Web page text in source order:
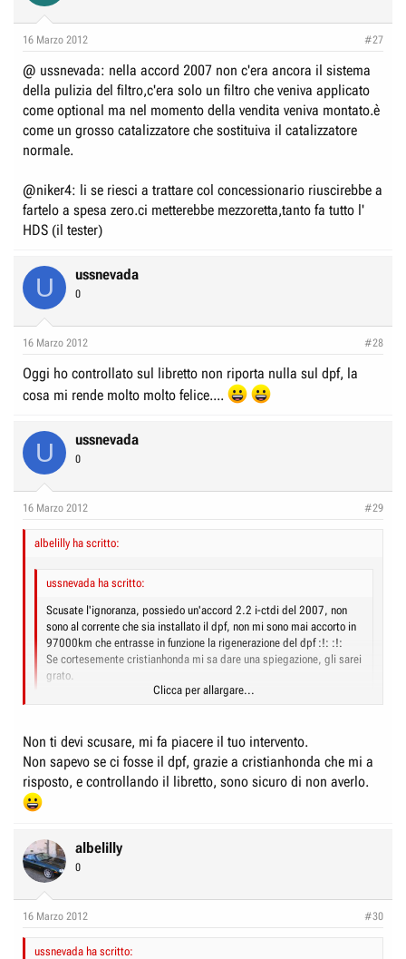
16 Marzo 2012 #27
@ ussnevada: nella accord 2007 non c'era ancora il sistema
della pulizia del filtro,c'era solo un filtro che veniva applicato
come optional ma nel momento della vendita veniva montato.è
come un grosso catalizzatore che sostituiva il catalizzatore
normale.
@niker4: li se riesci a trattare col concessionario riuscirebbe a
fartelo a spesa zero.ci metterebbe mezzoretta,tanto fa tutto l'
HDS (il tester)
U ussnevada
0
16 Marzo 2012 #28
Oggi ho controllato sul libretto non riporta nulla sul dpf, la
cosa mi rende molto molto felice....
U ussnevada
0
16 Marzo 2012 #29
albelilly ha scritto:
ussnevada ha scritto:
Scusate l'ignoranza, possiedo un'accord 2.2 i-ctdi del 2007, non
sono al corrente che sia installato il dpf, non mi sono mai accorto in
97000km che entrasse in funzione la rigenerazione del dpf :!: :!:
Se cortesemente cristianhonda mi sa dare una spiegazione, gli sarei
grato.
Clicca per allargare...
Non ti devi scusare, mi fa piacere il tuo intervento.
Non sapevo se ci fosse il dpf, grazie a cristianhonda che mi a
risposto, e controllando il libretto, sono sicuro di non averlo.
albelilly
0
16 Marzo 2012 #30
ussnevada ha scritto: